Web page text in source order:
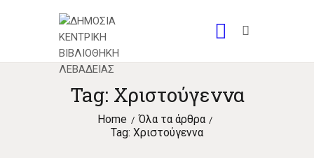
Tag: Χριστούγεννα
Home
Όλα τα άρθρα
Tag: Χριστούγεννα